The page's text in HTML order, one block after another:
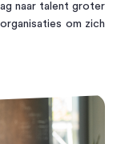
naar talent groter
om zich